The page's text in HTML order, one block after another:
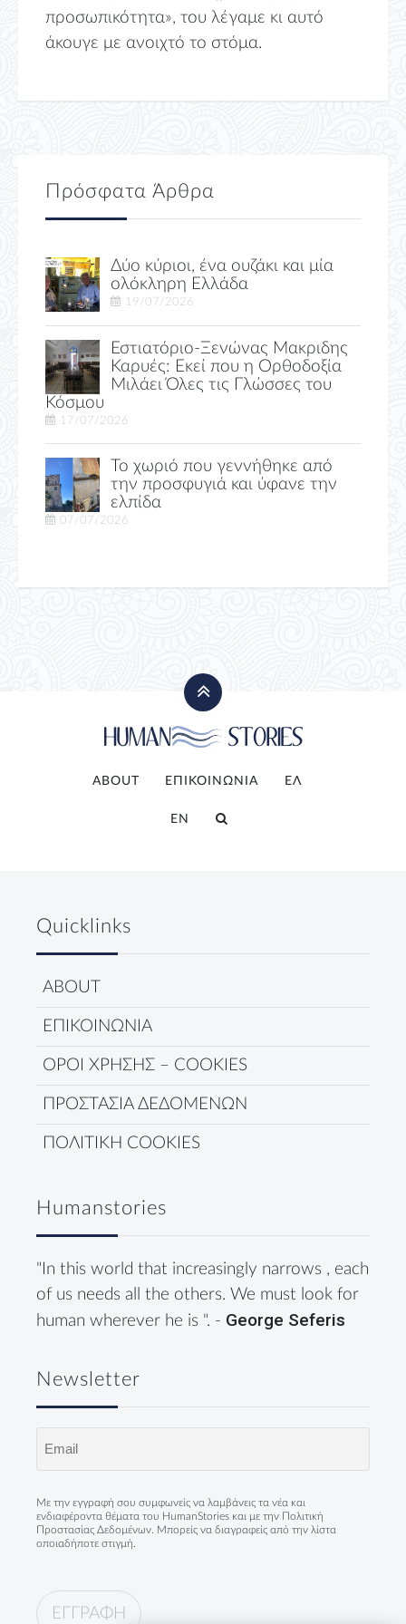
προσωπικότητα», του λέγαμε κι αυτό
άκουγε με ανοιχτό το στόμα.
Πρόσφατα Άρθρα
Δύο κύριοι, ένα ουζάκι και μία
ολόκληρη Ελλάδα
19/07/2026
Εστιατόριο-Ξενώνας Μακριδης
Καρυές: Εκεί που η Ορθοδοξία
Μιλάει Όλες τις Γλώσσες του
Κόσμου
17/07/2026
Το χωριό που γεννήθηκε από
την προσφυγιά και ύφανε την
ελπίδα
07/07/2026
ABOUT ΕΠΙΚΟΙΝΩΝΙΑ ΕΛ
EN
Quicklinks
ABOUT
ΕΠΙΚΟΙΝΩΝΙΑ
ΟΡΟΙ ΧΡΗΣΗΣ – COOKIES
ΠΡΟΣΤΑΣΙΑ ΔΕΔΟΜΕΝΩΝ
ΠΟΛΙΤΙΚΗ COOKIES
Humanstories
"In this world that increasingly narrows , each
of us needs all the others. We must look for
human wherever he is ". - George Seferis
Newsletter
Με την εγγραφή σου συμφωνείς να λαμβάνεις τα νέα και
ενδιαφέροντα θέματα του HumanStories και με την
Πολιτική
Προστασίας Δεδομένων . Μπορείς να διαγραφείς από την λίστα
οποιαδήποτε στιγμή.